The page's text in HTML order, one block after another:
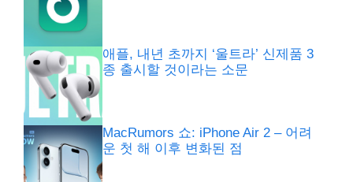
애플, 내년 초까지 ‘울트라’ 신제품 3
종 출시할 것이라는 소문
MacRumors 쇼: iPhone Air 2 – 어려
운 첫 해 이후 변화된 점